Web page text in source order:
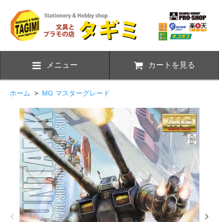
メニュー カートを見る
ホーム > MG マスターグレード